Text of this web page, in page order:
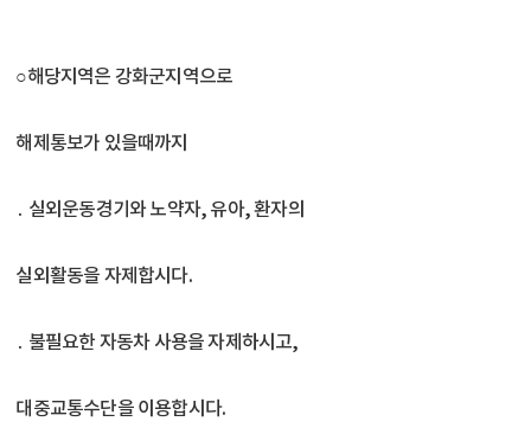
○해당지역은 강화군지역으로
해제통보가 있을때까지
․ 실외운동경기와 노약자, 유아, 환자의
실외활동을 자제합시다.
․ 불필요한 자동차 사용을 자제하시고,
대중교통수단을 이용합시다.